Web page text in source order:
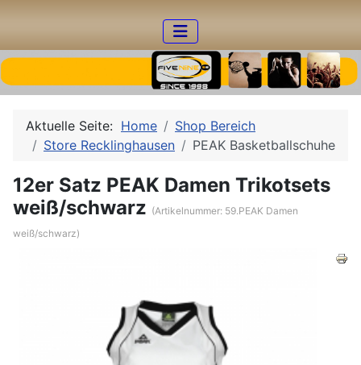
Aktuelle Seite: Home
Shop Bereich
Store Recklinghausen
PEAK Basketballschuhe
12er Satz PEAK Damen Trikotsets
weiß/schwarz (Artikelnummer: 59.PEAK Damen
weiß/schwarz)